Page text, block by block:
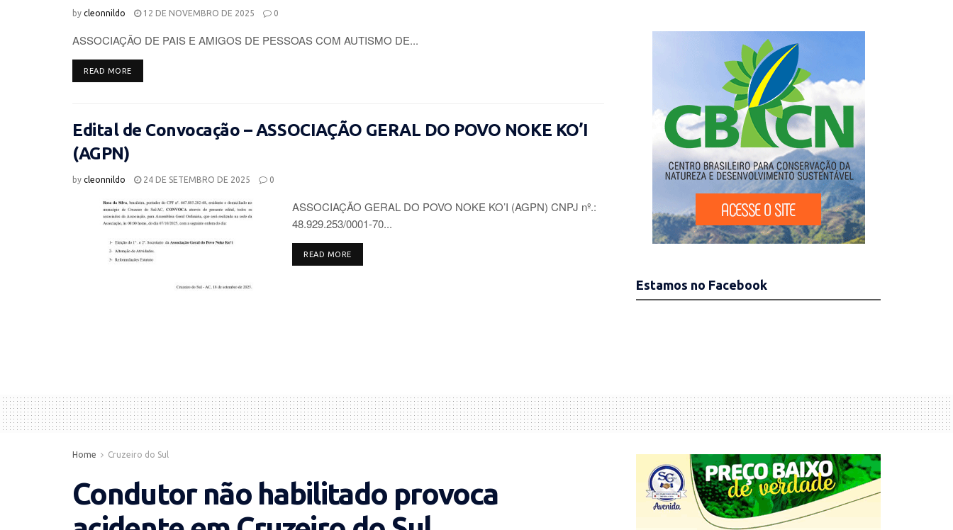
by cleonnildo 12 DE NOVEMBRO DE 2025 0
ASSOCIAÇÃO DE PAIS E AMIGOS DE PESSOAS COM AUTISMO DE...
READ MOREDETAILS
Edital de Convocação – ASSOCIAÇÃO GERAL DO POVO NOKE KO’I
(AGPN)
by cleonnildo 24 DE SETEMBRO DE 2025 0
ASSOCIAÇÃO GERAL DO POVO NOKE KO’I (AGPN) CNPJ nº.:
48.929.253/0001-70...
READ MOREDETAILS
Estamos no Facebook
Home Cruzeiro do Sul
Condutor não habilitado provoca